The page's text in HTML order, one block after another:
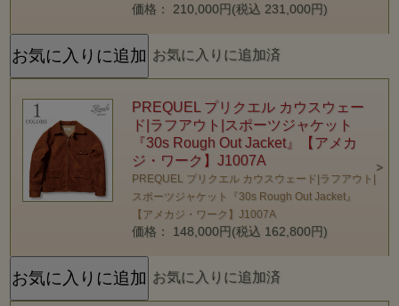
価格： 210,000円(税込 231,000円)
お気に入りに追加済
PREQUEL プリクエル カウスウェー
ド|ラフアウト|スポーツジャケット
『30s Rough Out Jacket』【アメカ
ジ・ワーク】J1007A
PREQUEL プリクエル カウスウェード|ラフアウト|
スポーツジャケット『30s Rough Out Jacket』
【アメカジ・ワーク】J1007A
価格： 148,000円(税込 162,800円)
お気に入りに追加済